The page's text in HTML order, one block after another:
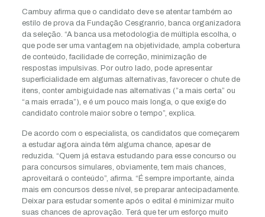
Cambuy afirma que o candidato deve se atentar também ao
estilo de prova da Fundação Cesgranrio, banca organizadora
da seleção. “A banca usa metodologia de múltipla escolha, o
que pode ser uma vantagem na objetividade, ampla cobertura
de conteúdo, facilidade de correção, minimização de
respostas impulsivas. Por outro lado, pode apresentar
superficialidade em algumas alternativas, favorecer o chute de
itens, conter ambiguidade nas alternativas (”a mais certa” ou
“a mais errada”), e é um pouco mais longa, o que exige do
candidato controle maior sobre o tempo”, explica.
De acordo com o especialista, os candidatos que começarem
a estudar agora ainda têm alguma chance, apesar de
reduzida. “Quem já estava estudando para esse concurso ou
para concursos simulares, obviamente, tem mais chances,
aproveitará o conteúdo”, afirma. “É sempre importante, ainda
mais em concursos desse nível, se preparar antecipadamente.
Deixar para estudar somente após o edital é minimizar muito
suas chances de aprovação. Terá que ter um esforço muito